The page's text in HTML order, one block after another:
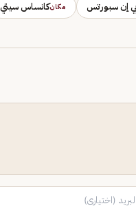
إن سبورتس مكانكانساس سيتي